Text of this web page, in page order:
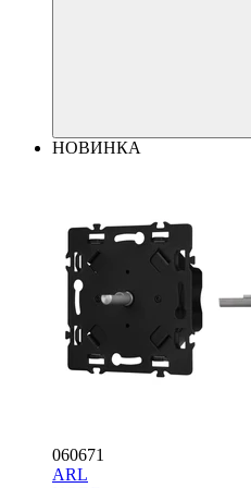
НОВИНКА
060671
ARL